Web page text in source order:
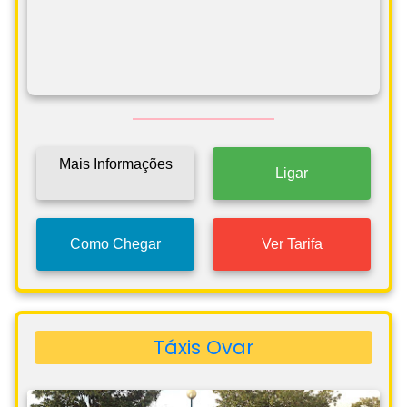
Mais Informações
Ligar
Como Chegar Ver Tarifa
Táxis Ovar